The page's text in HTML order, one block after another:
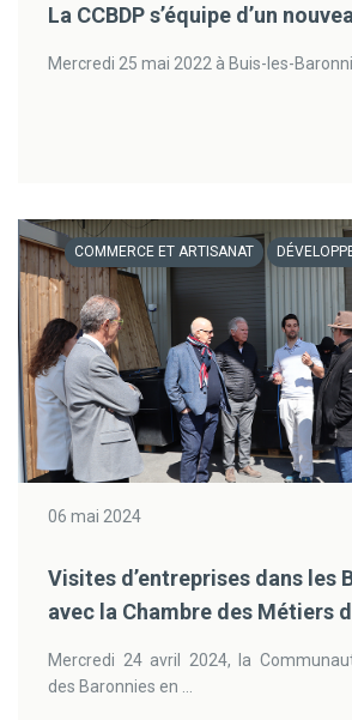
La CCBDP s’équipe d’un
Mercredi 25 mai 2022 à Buis-les-
COMMERCE ET ARTISANAT
06 mai 2024
Visites d’entreprises dans les
avec la Chambre des Métiers
Mercredi 24 avril 2024, la
des Baronnies en ...